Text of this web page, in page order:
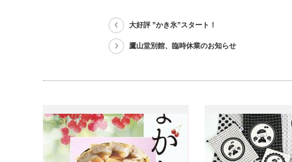
大好評 ”かき氷”スタート！
鷹山堂別館、臨時休業のお知らせ